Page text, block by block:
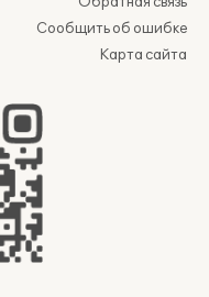
Сообщить об ошибке
Карта сайта